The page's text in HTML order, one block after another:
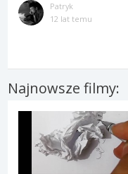
Patryk
12 lat temu
Najnowsze filmy: